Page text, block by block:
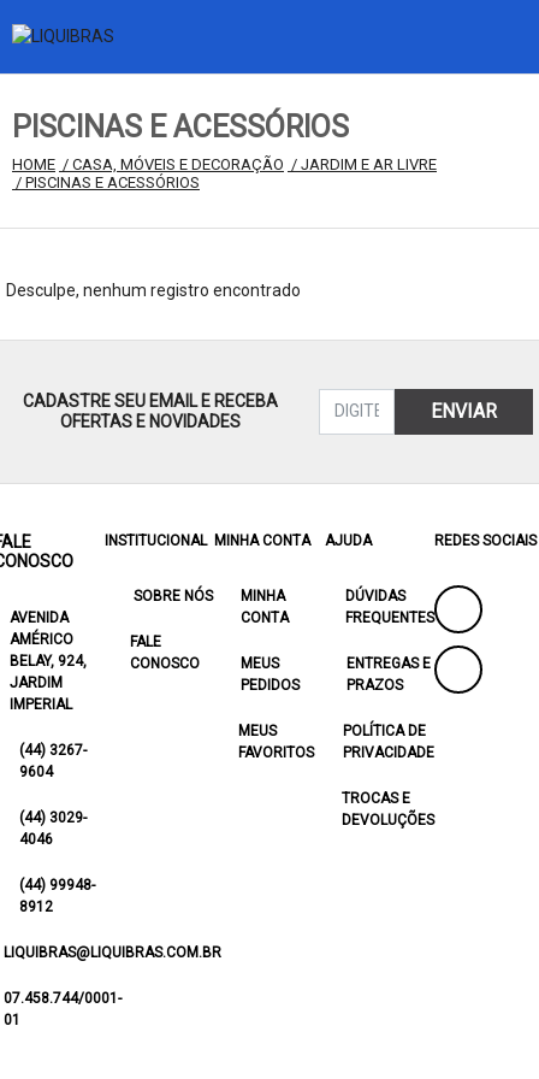
PISCINAS E ACESSÓRIOS
HOME / CASA, MÓVEIS E DECORAÇÃO / JARDIM E AR LIVRE
/ PISCINAS E ACESSÓRIOS
Desculpe, nenhum registro encontrado
CADASTRE SEU EMAIL E RECEBA
OFERTAS E NOVIDADES
ENVIAR
AVENIDA
AMÉRICO
BELAY, 924,
JARDIM
IMPERIAL
(44) 3267-
9604
(44) 3029-
4046
(44) 99948-
8912
LIQUIBRAS@LIQUIBRAS.COM.BR
07.458.744/0001-
01
INSTITUCIONAL
SOBRE NÓS
FALE
CONOSCO
MINHA CONTA
MINHA
CONTA
MEUS
PEDIDOS
MEUS
FAVORITOS
AJUDA
DÚVIDAS
FREQUENTES
ENTREGAS E
PRAZOS
POLÍTICA DE
PRIVACIDADE
TROCAS E
DEVOLUÇÕES
REDES SOCIAIS